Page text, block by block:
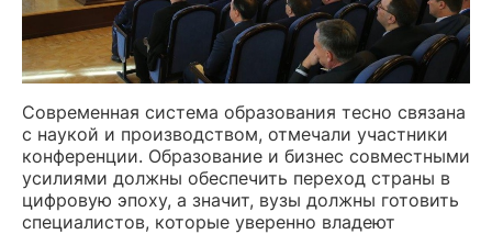
Современная система образования тесно связана
с наукой и производством, отмечали участники
конференции. Образование и бизнес совместными
усилиями должны обеспечить переход страны в
цифровую эпоху, а значит, вузы должны готовить
специалистов, которые уверенно владеют